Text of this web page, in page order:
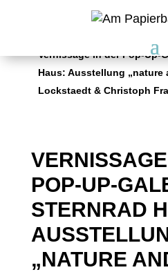
Vernissage in der Pop-Up-
Haus: Ausstellung „nature
Lockstaedt & Christoph
POP-UP-
STERNRAD
„NATURE